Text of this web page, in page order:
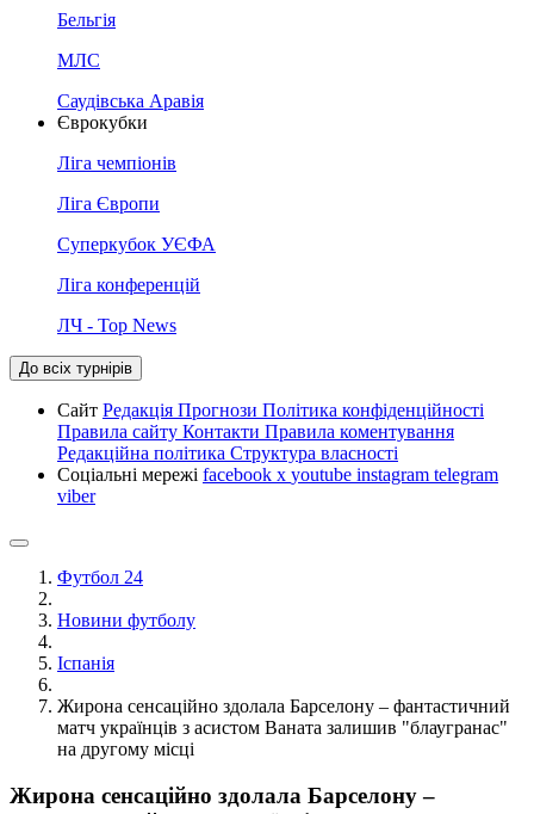
Бельгія
МЛС
Саудівська Аравія
Єврокубки
Ліга чемпіонів
Ліга Європи
Суперкубок УЄФА
Ліга конференцій
ЛЧ - Top News
До всіх турнірів
Сайт Редакція Прогнози Політика конфіденційності
Правила сайту Контакти Правила коментування
Редакційна політика Структура власності
Соціальні мережі facebook x youtube instagram telegram
viber
Футбол 24
Новини футболу
Іспанія
Жирона сенсаційно здолала Барселону – фантастичний
матч українців з асистом Ваната залишив "блаугранас"
на другому місці
Жирона сенсаційно здолала Барселону –